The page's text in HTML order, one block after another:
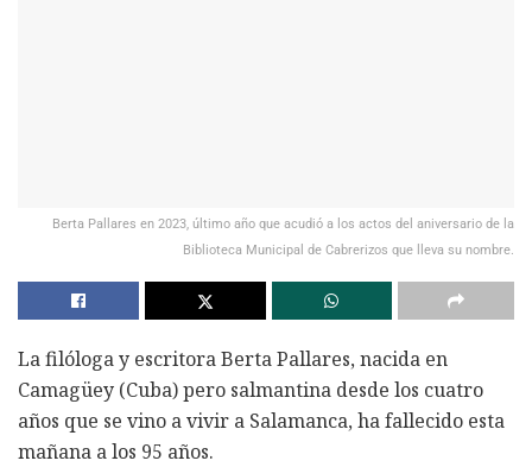
Berta Pallares en 2023, último año que acudió a los actos del aniversario de la
Biblioteca Municipal de Cabrerizos que lleva su nombre.
La filóloga y escritora Berta Pallares, nacida en
Camagüey (Cuba) pero salmantina desde los cuatro
años que se vino a vivir a Salamanca, ha fallecido esta
mañana a los 95 años.